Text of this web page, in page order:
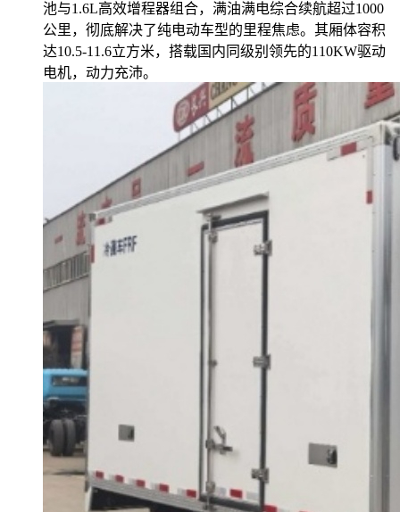
池与1.6L高效增程器组合，满油满电综合续航超过1000
公里，彻底解决了纯电动车型的里程焦虑。其厢体容积
达10.5-11.6立方米，搭载国内同级别领先的110KW驱动
电机，动力充沛。